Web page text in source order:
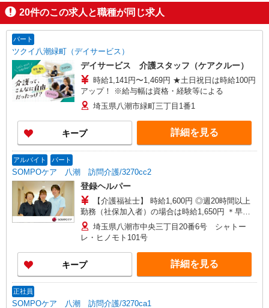
20件のこの求人と職種が同じ求人
パート
ツクイ八潮緑町（デイサービス）
デイサービス 介護スタッフ（ケアクルー）
時給1,141円〜1,469円 ★土日祝日は時給100円
アップ！ ※給与幅は資格・経験等による
埼玉県八潮市緑町三丁目1番1
キープ 詳細を見る
アルバイト パート
SOMPOケア 八潮 訪問介護/3270cc2
登録ヘルパー
【介護福祉士】 時給1,600円 ◎週20時間以上
勤務（社保加入者）の場合は時給1,650円 ＊早朝
夜間（〜8:00、18:00〜）：時給2,000円〜 ＊日曜
祝日：時給1,900円〜 【実務者研修・初任者研修
（ヘルパー1級・2級）】 時給1,520円 ◎週20時間
以上勤務（社保加入者）の場合は時給1,570円 ＊
早朝夜間（〜8:00、18:00〜）：時給1,900円〜 ＊
日曜祝日：時給1,820円〜 ◎身体介助、生活援助
埼玉県八潮市中央三丁目20番6号 シャトー
レ・ヒノモト101号
キープ 詳細を見る
正社員
SOMPOケア 八潮 訪問介護/3270ca1